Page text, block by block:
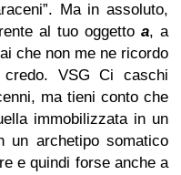
Ma in assoluto,
al tuo oggettoa, a
che non me ne ricordo
VSG Ci caschi
ma tieni conto che
immobilizzata in un
un archetipo somatico
e quindi forse anche a